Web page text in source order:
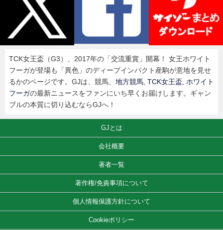
TCK女王盃（G3）、2017年の「交流重賞」開幕！ 女王ホワイト
フーガが登場も「異色」のディープインパクト産駒が意地を見せ
るかのページです。GJは、競馬、 地方競馬, TCK女王盃, ホワイト
フーガの最新ニュースをファンにいち早くお届けします。ギャン
ブルの本質に切り込むならGJへ！
GJとは
会社概要
著者一覧
著作権/免責事項について
個人情報保護方針について
Cookieポリシー